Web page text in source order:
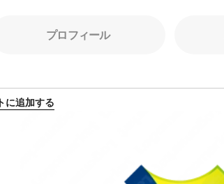
プロフィール
に追加する